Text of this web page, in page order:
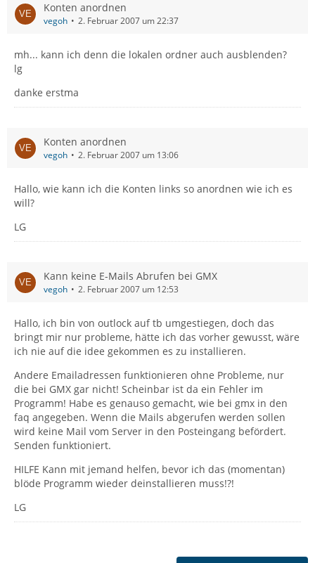
Konten anordnen
vegoh 2. Februar 2007 um 22:37
mh... kann ich denn die lokalen ordner auch ausblenden?
lg
danke erstma
Konten anordnen
vegoh 2. Februar 2007 um 13:06
Hallo, wie kann ich die Konten links so anordnen wie ich es
will?
LG
Kann keine E-Mails Abrufen bei GMX
vegoh 2. Februar 2007 um 12:53
Hallo, ich bin von outlock auf tb umgestiegen, doch das
bringt mir nur probleme, hätte ich das vorher gewusst, wäre
ich nie auf die idee gekommen es zu installieren.
Andere Emailadressen funktionieren ohne Probleme, nur
die bei GMX gar nicht! Scheinbar ist da ein Fehler im
Programm! Habe es genauso gemacht, wie bei gmx in den
faq angegeben. Wenn die Mails abgerufen werden sollen
wird keine Mail vom Server in den Posteingang befördert.
Senden funktioniert.
HILFE Kann mit jemand helfen, bevor ich das (momentan)
blöde Programm wieder deinstallieren muss!?!
LG